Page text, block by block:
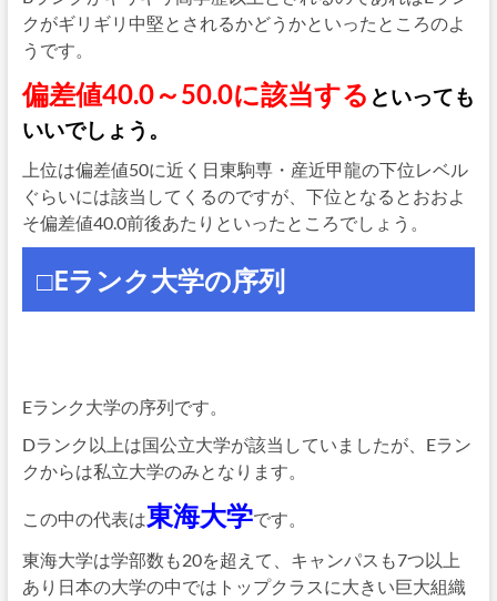
クがギリギリ中堅とされるかどうかといったところのよ
うです。
偏差値40.0～50.0に該当する といっても
いいでしょう。
上位は偏差値50に近く日東駒専・産近甲龍の下位レベル
ぐらいには該当してくるのですが、下位となるとおおよ
そ偏差値40.0前後あたりといったところでしょう。
□Eランク大学の序列
Eランク大学の序列です。
Dランク以上は国公立大学が該当していましたが、Eラン
クからは私立大学のみとなります。
この中の代表は東海大学です。
東海大学は学部数も20を超えて、キャンパスも7つ以上
あり日本の大学の中ではトップクラスに大きい巨大組織